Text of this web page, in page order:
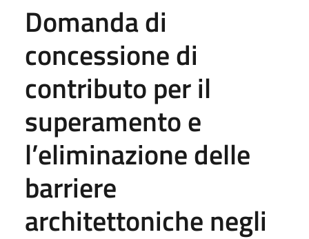
Domanda di
concessione di
contributo per il
superamento e
l’eliminazione delle
barriere
architettoniche negli